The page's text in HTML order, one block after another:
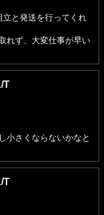
と発送を行ってくれ
れず、大変仕事が早い
T
小さくならないかなと
T